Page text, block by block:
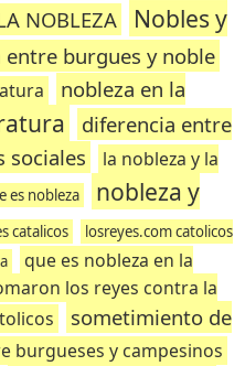
NOBLEZA
Nobles y
entre burgues y noble
nobleza en la
diferencia entre
sociales
la nobleza y la
es nobleza
nobleza y
catalicos
losreyes.com catolicos
que es nobleza en la
los reyes contra la
sometimiento de
burgueses y campesinos